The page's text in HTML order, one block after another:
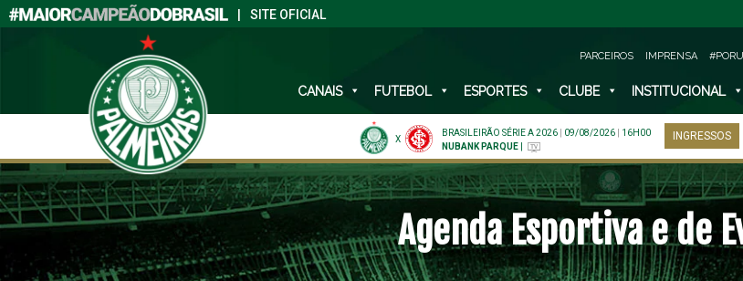
SITE OFICIAL
PARCEIROS IMPRENSA
CANAIS FUTEBOL ESPORTES CLUBE INSTITUCIONAL
X
BRASILEIRÃO SÉRIE A 2026 09/08/2026
16H00
NUBANK PARQUE
INGRESSOS
Agenda Esportiva e de